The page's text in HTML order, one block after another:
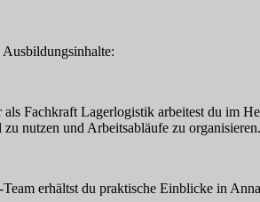
als Fachkraft Lagerlogistik arbeitest du im
nutzen und Arbeitsabläufe zu organisieren.
erhältst du praktische Einblicke in